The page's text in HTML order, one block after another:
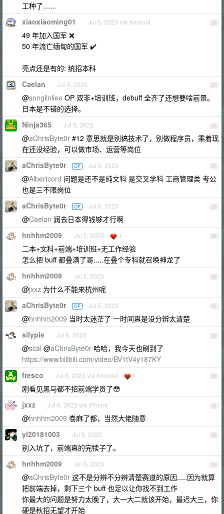
工种了……
24
xiaoxiaoming01 Jul 5, 2023 via Android
49 年加入国军 ❌
50 年流亡缅甸的国军 ✔️
亮点还是有的: 统招本科
25
Caelan Jul 5, 2023
@songlinliee OP 双非+培训班，debuff 全齐了还想要啥前景。
日本是不错的选择。
26
Ninja365 Jul 5, 2023
@aChrisByte0r #12 意思就是别搞技术了，别做程序员，乘着现
在还没经验，可以做市场、运营等岗位
27
aChrisByte0r OP Jul 5, 2023
@Albertcord 问题是还不是纯文科 是交叉学科 工商管理类 考公
也是三不限岗位
28
aChrisByte0r OP Jul 5, 2023
@Caelan 润去日本得钱够才行啊
29
hnhhm2009 Jul 5, 2023 1
二本+文科+前端+培训班+无工作经验
怎么把 buff 都叠满了哥.....在叠个专科就召唤神龙了
30
hnhhm2009 Jul 5, 2023
@jxxz 为什么不能来杭州呢
31
aChrisByte0r OP Jul 5, 2023
@hnhhm2009 当时太迷茫了 一时间真是没分辨太清楚
32
silypie Jul 6, 2023
@scal @aChrisByte0r 哈哈，我今天也刷到了
https://www.bilibili.com/video/BV1tV4y187KY
33
fresco Jul 6, 2023 via Android 1
刚看见黑马都不招前端学员了😳
34
jxxz Jul 6, 2023 via iPhone
@hnhhm2009 卷麻了都，当然大佬随意
35
yl20181003 Jul 6, 2023
别入坑了，前端真的完犊子了。
36
hnhhm2009 Jul 6, 2023
@aChrisByte0r 这不是分辨不分辨清楚赛道的原因.....因为就算
把前端去掉，剩下三个 buff 也足以让你找不到工作
你最大的问题是努力太晚了，大一大二就该开始，最迟大三，你
硬是秋招无望才开始